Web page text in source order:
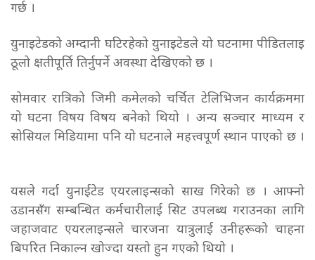
गर्छ ।
युनाइटेडको अम्दानी घटिरहेको युनाइटेडले यो घटनामा पीडितलाइ
ठूलो क्षतीपूर्ति तिर्नुपर्ने अवस्था देखिएको छ ।
सोमवार रात्रिको जिमी कमेलको चर्चित टेलिभिजन कार्यक्रममा
यो घटना विषय विषय बनेको थियो । अन्य सञ्चार माध्यम र
सोसियल मिडियामा पनि यो घटनाले महत्त्वपूर्ण स्थान पाएको छ ।
यसले गर्दा युनाईटेड एयरलाइन्सको साख गिरेको छ । आफ्नो
उडानसँग सम्बन्धित कर्मचारीलाई सिट उपलब्ध गराउनका लागि
जहाजवाट एयरलाइन्सले चारजना यात्रुलाई उनीहरूको चाहना
बिपरित निकाल्न खोज्दा यस्तो हुन गएको थियो ।